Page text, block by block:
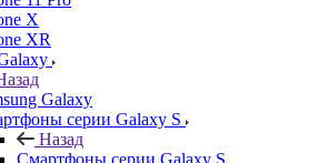
X
XR
Galaxy
серии Galaxy S
Назад
Смартфоны серии Galaxy S